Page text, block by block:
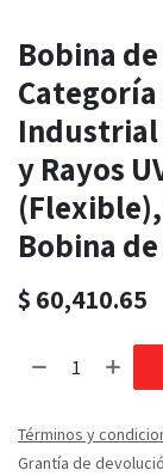
Bobina
Categoría
Industrial
y Rayos
Bobina
$ 60,410.65
Términos y
Grantía de